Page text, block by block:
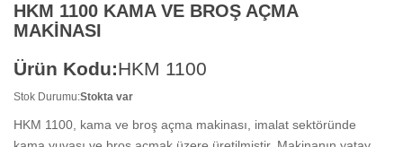
HKM 1100 KAMA VE BROŞ AÇMA
MAKİNASI
Ürün Kodu:HKM 1100
Stok Durumu:Stokta var
HKM 1100, kama ve broş açma makinası, imalat sektöründe